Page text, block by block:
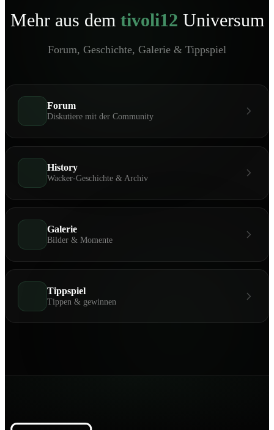
Mehr aus dem tivoli12 Universum
Forum, Geschichte, Galerie & Tippspiel
Forum
Diskutiere mit der Community
History
Wacker-Geschichte & Archiv
Galerie
Bilder & Momente
Tippspiel
Tippen & gewinnen